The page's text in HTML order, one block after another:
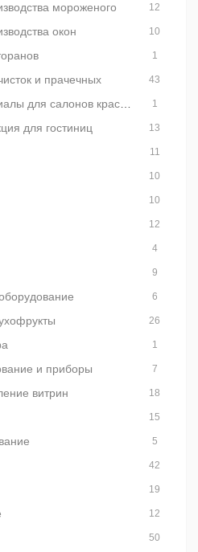
мороженого 12
окон 10
1
и прачечных 43
1
для гостиниц 13
11
10
10
12
4
9
6
26
1
и приборы 7
витрин 18
15
5
42
19
12
50